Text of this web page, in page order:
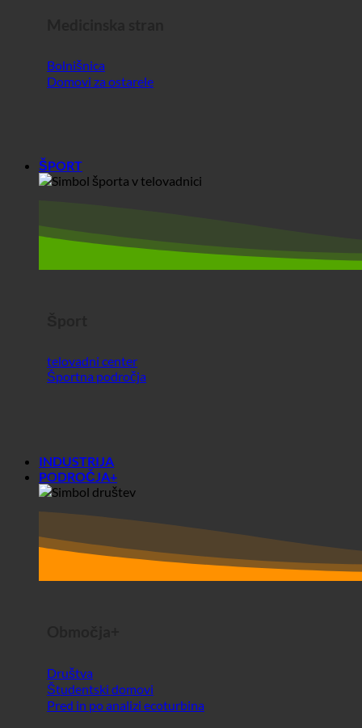
Bolnišnica
Domovi za ostarele
ŠPORT
telovadni center
Športna področja
INDUSTRIJA
PODROČJA+
Društva
Študentski domovi
Pred in po analizi ecoturbina